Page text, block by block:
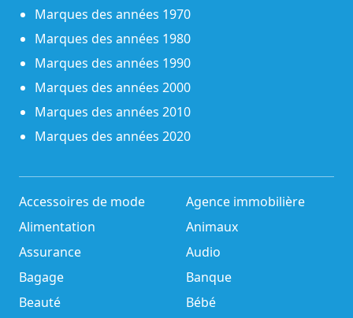
Marques des années 1970
Marques des années 1980
Marques des années 1990
Marques des années 2000
Marques des années 2010
Marques des années 2020
Accessoires de mode
Agence immobilière
Alimentation
Animaux
Assurance
Audio
Bagage
Banque
Beauté
Bébé